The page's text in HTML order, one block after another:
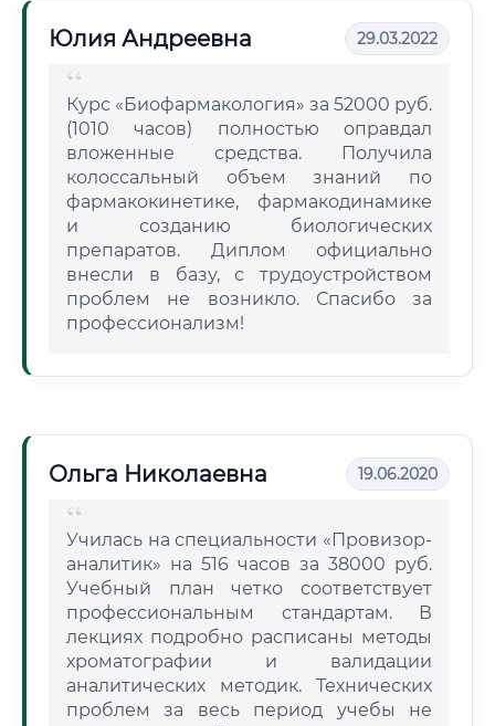
Юлия Андреевна 29.03.2022
Курс «Биофармакология» за 52000 руб.
(1010 часов) полностью оправдал
вложенные средства. Получила
колоссальный объем знаний по
фармакокинетике, фармакодинамике
и созданию биологических
препаратов. Диплом официально
внесли в базу, с трудоустройством
проблем не возникло. Спасибо за
профессионализм!
Ольга Николаевна 19.06.2020
Училась на специальности «Провизор-
аналитик» на 516 часов за 38000 руб.
Учебный план четко соответствует
профессиональным стандартам. В
лекциях подробно расписаны методы
хроматографии и валидации
аналитических методик. Технических
проблем за весь период учебы не